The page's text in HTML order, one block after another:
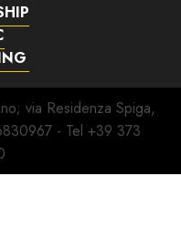
via Residenza Spiga,
- Tel +39 373